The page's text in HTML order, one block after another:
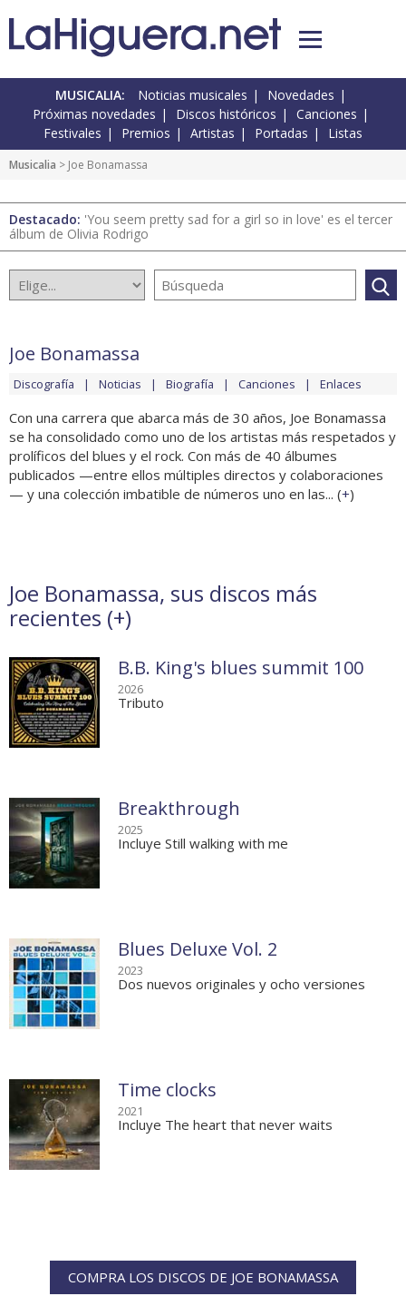
MUSICALIA: Noticias musicales
Novedades
Próximas novedades
Discos históricos
Canciones
Festivales
Premios Artistas Portadas Listas
Musicalia > Joe Bonamassa
Destacado: 'You seem pretty sad for a girl so in love' es el tercer
álbum de Olivia Rodrigo
Joe Bonamassa
Discografía Noticias Biografía Canciones Enlaces
Con una carrera que abarca más de 30 años, Joe Bonamassa
se ha consolidado como uno de los artistas más respetados y
prolíficos del blues y el rock. Con más de 40 álbumes
publicados —entre ellos múltiples directos y colaboraciones
— y una colección imbatible de números uno en las... (+)
Joe Bonamassa, sus discos más
recientes (+)
B.B. King's blues summit 100
2026
Tributo
Breakthrough
2025
Incluye Still walking with me
Blues Deluxe Vol. 2
2023
Dos nuevos originales y ocho versiones
Time clocks
2021
Incluye The heart that never waits
COMPRA LOS DISCOS DE JOE BONAMASSA